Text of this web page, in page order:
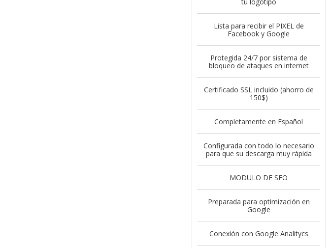
Lista para recibir el PIXEL de
Facebook y Google
Protegida 24/7 por sistema de
bloqueo de ataques en internet
Certificado SSL incluido (ahorro de
150$)
Completamente en Español
Configurada con todo lo necesario
para que su descarga muy rápida
MODULO DE SEO
Preparada para optimización en
Google
Conexión con Google Analitycs